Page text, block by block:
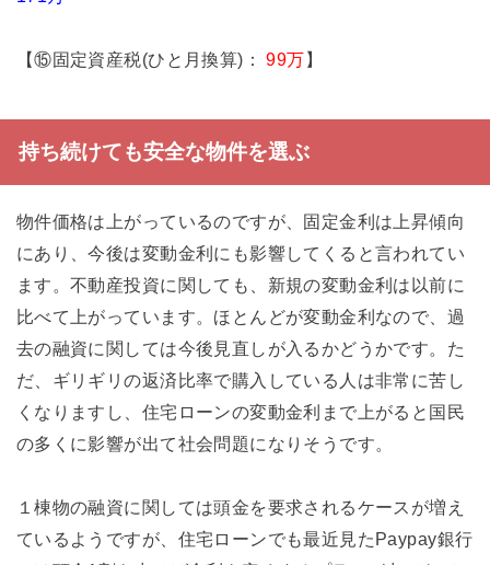
【⑮固定資産税(ひと月換算)：99万】
持ち続けても安全な物件を選ぶ
物件価格は上がっているのですが、固定金利は上昇傾向
にあり、今後は変動金利にも影響してくると言われてい
ます。不動産投資に関しても、新規の変動金利は以前に
比べて上がっています。ほとんどが変動金利なので、過
去の融資に関しては今後見直しが入るかどうかです。た
だ、ギリギリの返済比率で購入している人は非常に苦し
くなりますし、住宅ローンの変動金利まで上がると国民
の多くに影響が出て社会問題になりそうです。
１棟物の融資に関しては頭金を要求されるケースが増え
ているようですが、住宅ローンでも最近見たPaypay銀行